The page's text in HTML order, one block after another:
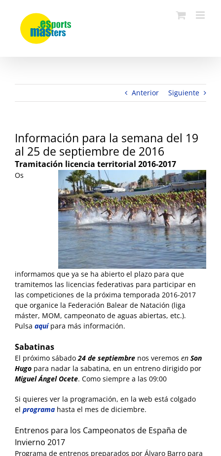
contenido
Anterior Siguiente
Información para la semana del 19
al 25 de septiembre de 2016
Tramitación licencia territorial 2016-2017
Os
informamos que ya se ha abierto el plazo para que
tramitemos las licencias federativas para participar en
las competiciones de la próxima temporada 2016-2017
que organice la Federación Balear de Natación (liga
máster, MOM, campeonato de aguas abiertas, etc.).
Pulsa aquípara más información.
Sabatinas
El próximo sábado24 de septiembre nos veremos en Son
Hugo para nadar la sabatina, en un entreno dirigido por
Miguel Ángel Ocete. Como siempre a las 09:00
Si quieres ver la programación, en la web está colgado
el programa hasta el mes de diciembre.
Entrenos para los Campeonatos de España de
Invierno 2017
Programa de entrenos preparados por Álvaro Barro para